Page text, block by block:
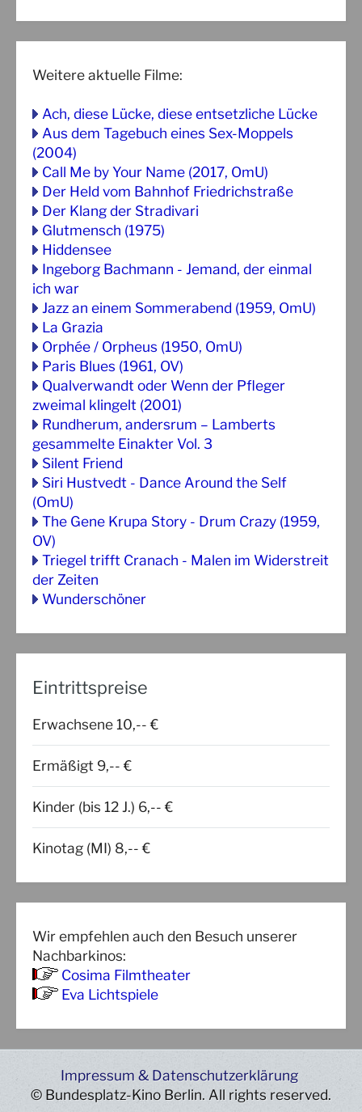
Weitere aktuelle Filme:
Ach, diese Lücke, diese entsetzliche Lücke
Aus dem Tagebuch eines Sex-Moppels
(2004)
Call Me by Your Name (2017, OmU)
Der Held vom Bahnhof Friedrichstraße
Der Klang der Stradivari
Glutmensch (1975)
Hiddensee
Ingeborg Bachmann - Jemand, der einmal
ich war
Jazz an einem Sommerabend (1959, OmU)
La Grazia
Orphée / Orpheus (1950, OmU)
Paris Blues (1961, OV)
Qualverwandt oder Wenn der Pfleger
zweimal klingelt (2001)
Rundherum, andersrum – Lamberts
gesammelte Einakter Vol. 3
Silent Friend
Siri Hustvedt - Dance Around the Self
(OmU)
The Gene Krupa Story - Drum Crazy (1959,
OV)
Triegel trifft Cranach - Malen im Widerstreit
der Zeiten
Wunderschöner
Eintrittspreise
Erwachsene 10,-- €
Ermäßigt 9,-- €
Kinder (bis 12 J.) 6,-- €
Kinotag (MI) 8,-- €
Wir empfehlen auch den Besuch unserer
Nachbarkinos:
Cosima Filmtheater
Eva Lichtspiele
Impressum & Datenschutzerklärung
© Bundesplatz-Kino Berlin. All rights reserved.